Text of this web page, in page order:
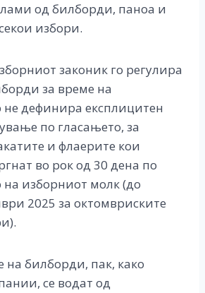
од билборди, паноа и
избори.
законик го регулира
за време на
дефинира експлицитен
по гласањето, за
и флаерите кои
во рок од 30 дена по
изборниот молк (до
2025 за октомвриските
на билборди, пак, како
се водат од